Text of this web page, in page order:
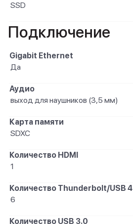
SSD
Подключение
Gigabit Ethernet
Да
Аудио
выход для наушников (3,5 мм)
Карта памяти
SDXC
Количество HDMI
1
Количество Thunderbolt/USB 4
6
Количество USB 3.0